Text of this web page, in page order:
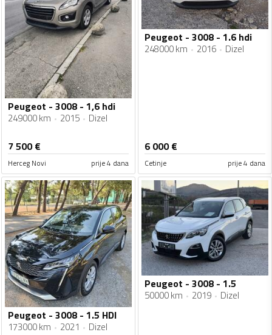
Peugeot - 3008 - 1,6 hdi
249000 km 2015 Dizel
7 500€
Herceg Novi prije 4 dana
Peugeot - 3008 - 1.6 hdi
248000 km 2016 Dizel
6 000€
Cetinje prije 4 dana
Peugeot - 3008 - 1.5 HDI
173000 km 2021 Dizel
Peugeot - 3008 - 1.5
50000 km 2019 Dizel